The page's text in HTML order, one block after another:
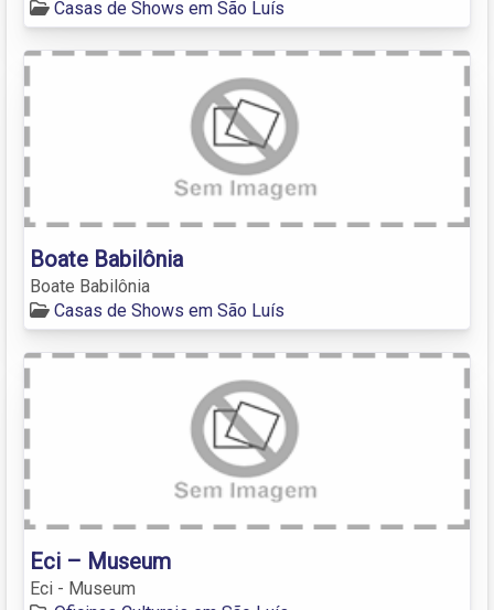
Casas de Shows em São Luís
Boate Babilônia
Boate Babilônia
Casas de Shows em São Luís
Eci – Museum
Eci - Museum